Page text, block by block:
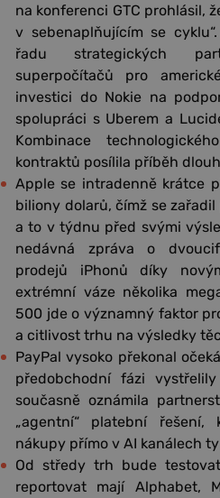
na konferenci GTC prohlásil,
v sebenaplňujícím se
řadu strategických
superpočítačů pro
investici do Nokie na
spolupráci s Uberem a
Kombinace
kontraktů posílila příběh
Apple se intradenně krátce
biliony dolarů, čímž se
a to v týdnu před svými
nedávná zpráva o
prodejů iPhonů díky
extrémní váze několika
500 jde o významný faktor
a citlivost trhu na výsledky
PayPal vysoko překonal
předobchodní fázi
současně oznámila
„agentní“ platební řešení,
nákupy přímo v AI kanálech
Od středy trh bude
reportovat mají Alphabet,